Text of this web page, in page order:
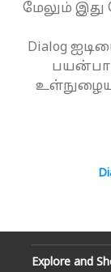
மேலும் இது
Dialog
உள்நுழைய
Explore and